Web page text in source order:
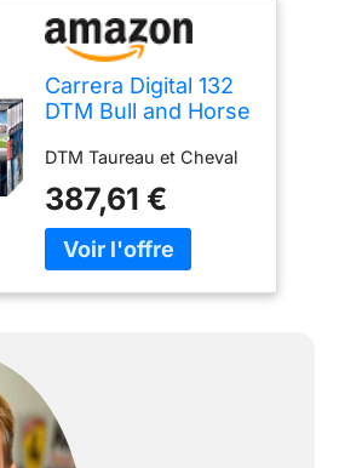
Carrera Digital 132
DTM Bull and Horse
DTM Taureau et Cheval
387,61 €